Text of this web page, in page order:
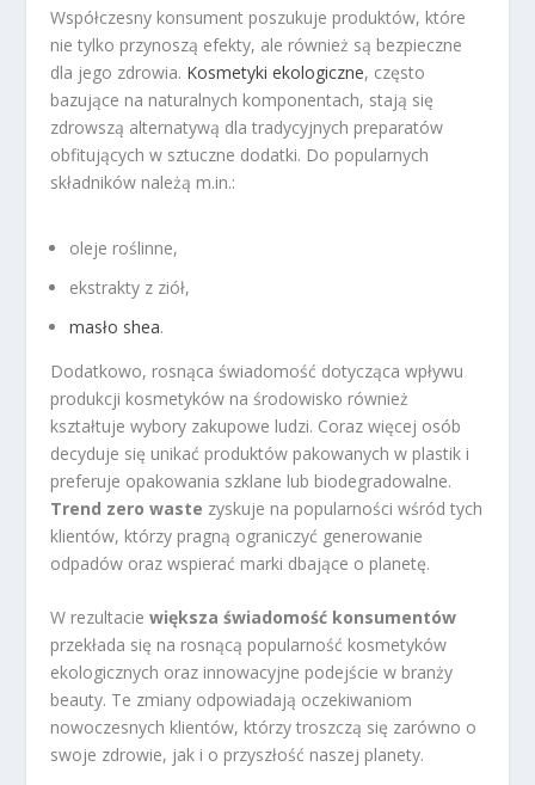
Współczesny konsument poszukuje produktów, które
nie tylko przynoszą efekty, ale również są bezpieczne
dla jego zdrowia. Kosmetyki ekologiczne, często
bazujące na naturalnych komponentach, stają się
zdrowszą alternatywą dla tradycyjnych preparatów
obfitujących w sztuczne dodatki. Do popularnych
składników należą m.in.:
oleje roślinne,
ekstrakty z ziół,
masło shea.
Dodatkowo, rosnąca świadomość dotycząca wpływu
produkcji kosmetyków na środowisko również
kształtuje wybory zakupowe ludzi. Coraz więcej osób
decyduje się unikać produktów pakowanych w plastik i
preferuje opakowania szklane lub biodegradowalne.
Trend zero waste zyskuje na popularności wśród tych
klientów, którzy pragną ograniczyć generowanie
odpadów oraz wspierać marki dbające o planetę.
W rezultaciewiększa świadomość konsumentów
przekłada się na rosnącą popularność kosmetyków
ekologicznych oraz innowacyjne podejście w branży
beauty. Te zmiany odpowiadają oczekiwaniom
nowoczesnych klientów, którzy troszczą się zarówno o
swoje zdrowie, jak i o przyszłość naszej planety.